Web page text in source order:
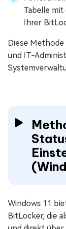
Tabelle
Ihrer
Diese
und IT-
Windows 11
BitLocker, die